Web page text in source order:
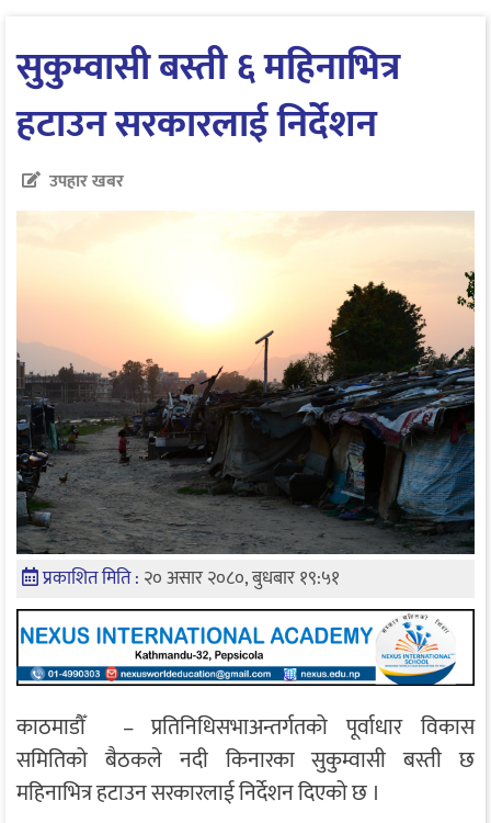
सुकुम्वासी बस्ती ६ महिनाभित्र
हटाउन सरकारलाई निर्देशन
उपहार खबर
प्रकाशित मिति : २० असार २०८०, बुधबार १९:५१
काठमाडौँ – प्रतिनिधिसभाअन्तर्गतको पूर्वाधार विकास
समितिको बैठकले नदी किनारका सुकुम्वासी बस्ती छ
महिनाभित्र हटाउन सरकारलाई निर्देशन दिएको छ ।